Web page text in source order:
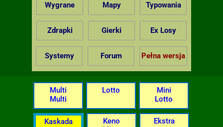
Wygrane Mapy Typowania
Zdrapki Gierki Ex Losy
Systemy Forum Pełna wersja
Multi
Multi
Lotto
Mini
Lotto
Kaskada
Keno
Ekstra